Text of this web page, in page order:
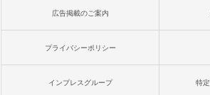
広告掲載のご案内
プライバシーポリシー
インプレスグループ 特